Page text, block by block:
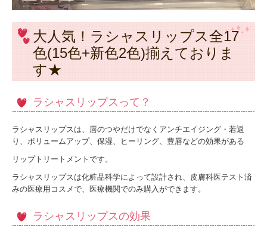
交通案内 -access-
Instagram
大人気！ラシャスリップス全17
色(15色+新色2色)揃えておりま
す★
ラシャスリップスって？
ラシャスリップスは、唇のつやだけでなくアンチエイジング・若返
り、ボリュームアップ、保湿、ヒーリング、豊唇などの効果がある
リップトリートメントです。
ラシャスリップスは化粧品科学によって設計され、皮膚科医テスト済
みの医療用コスメで、医療機関でのみ購入ができます。
ラシャスリップスの効果